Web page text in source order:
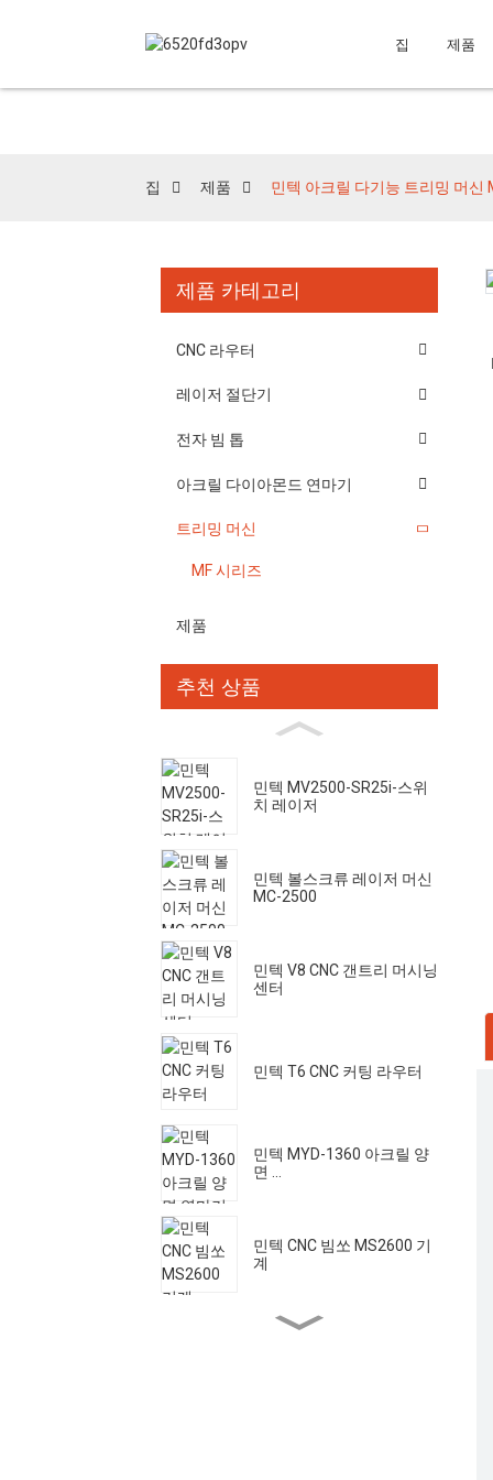
집 제품
집 제품 민텍 아크릴 다기능 트리밍 머신
제품 카테고리
CNC 라우터
레이저 절단기
전자 빔 톱
아크릴 다이아몬드 연마기
트리밍 머신
MF 시리즈
제품
추천 상품
민텍 MV2500-SR25i-스위
치 레이저
민텍 볼스크류 레이저 머신
MC-2500
민텍 V8 CNC 갠트리 머시닝
센터
민텍 T6 CNC 커팅 라우터
민텍 MYD-1360 아크릴 양
면 ​​...
민텍 CNC 빔쏘 MS2600 기
계
Loading...
Loading...